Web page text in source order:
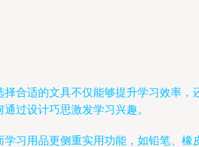
合适的文具不仅能够提升学习效率，
过设计巧思激发学习兴趣。
习用品更侧重实用功能，如铅笔、橡